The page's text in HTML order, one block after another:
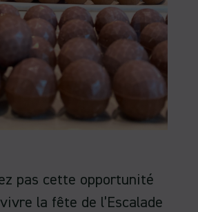
pas cette opportunité
la fête de l’Escalade